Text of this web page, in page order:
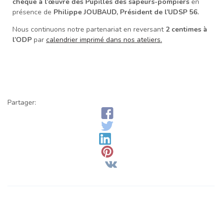
présence de Philippe JOUBAUD, Président de l’UDSP 56.
Nous continuons notre partenariat en reversant 2 centimes à
l’ODP par calendrier imprimé dans nos ateliers.
Partager: